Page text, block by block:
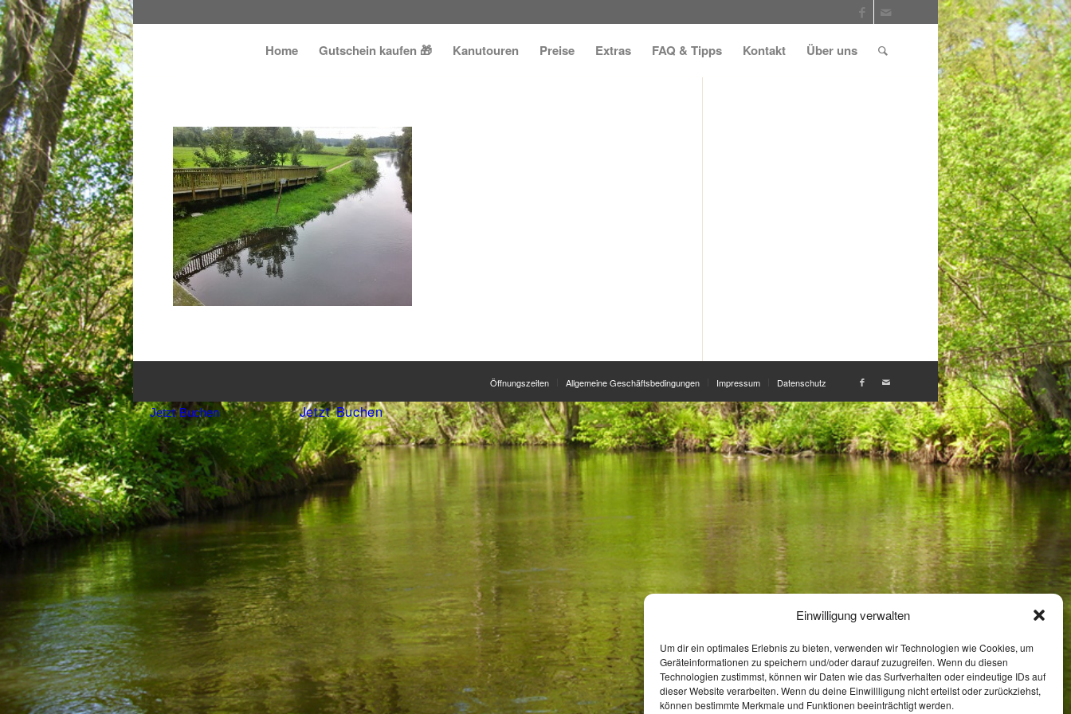
Einwilligung verwalten
Um dir ein optimales Erlebnis zu bieten, verwenden wir Technologien wie Cookies, um
Geräteinformationen zu speichern und/oder darauf zuzugreifen. Wenn du diesen
Technologien zustimmst, können wir Daten wie das Surfverhalten oder eindeutige IDs auf
dieser Website verarbeiten. Wenn du deine Einwillligung nicht erteilst oder zurückziehst,
können bestimmte Merkmale und Funktionen beeinträchtigt werden.
Home Gutschein kaufen 🎁 Kanutouren Preise Extras FAQ & Tipps Kontakt Über uns
Öffnungszeiten Allgemeine Geschäftsbedingungen Impressum Datenschutz
Jetzt Buchen Jetzt Buchen